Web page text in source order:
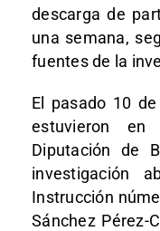
descarga de
una semana,
fuentes de la
El pasado 10
estuvieron
Diputación de
investigación
Instrucción
Sánchez Pérez-